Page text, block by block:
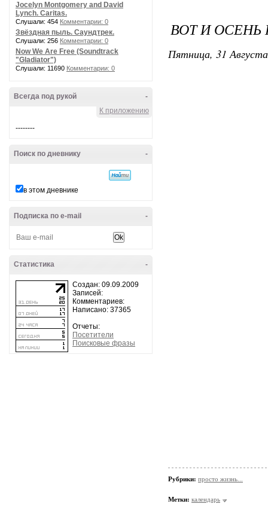
Jocelyn Montgomery and David
Lynch. Caritas.
Слушали: 454 Комментарии: 0
Звёздная пыль. Саундтрек.
Слушали: 256 Комментарии: 0
Now We Are Free (Soundtrack
"Gladiator")
Слушали: 11690 Комментарии: 0
-
Всегда под рукой
К приложению
--------
-
Поиск по дневнику
в этом дневнике
-
Подписка по e-mail
-
Статистика
Создан: 09.09.2009
Записей:
Комментариев:
Написано: 37365
Отчеты:
Посетители
Поисковые фразы
ВОТ И ОСЕНЬ
Пятница, 31
Рубрики: просто жизнь...
Метки: календарь